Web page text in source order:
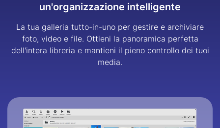
un'organizzazione intelligente
La tua galleria tutto-in-uno per gestire e archiviare
foto, video e file. Ottieni la panoramica perfetta
dell'intera libreria e mantieni il pieno controllo dei tuoi
media.